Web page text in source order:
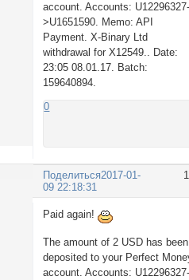
account. Accounts:
>U1651590. Memo: API
Payment. X-Binary Ltd
withdrawal for X12549.. Date:
23:05 08.01.17. Batch:
159640894.
0
Поделиться2017-01-
09 22:18:31
Paid again!
The amount of 2 USD has been
deposited to your Perfect
account. Accounts: